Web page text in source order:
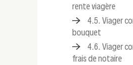
rente viagère
4.5. Viager
bouquet
4.6. Viager
frais de notaire